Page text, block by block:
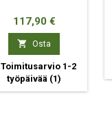
Hinta
117,90 €
 Osta
Toimitusarvio 1-2
työpäivää (1)